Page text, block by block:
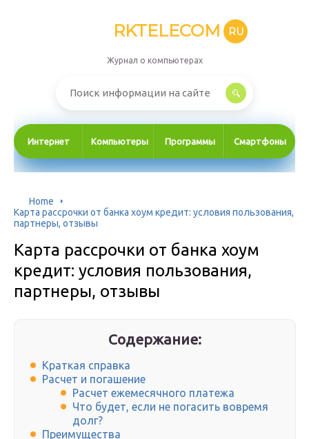
RKTELECOM RU
Журнал о компьютерах
Интернет Компьютеры Программы Смартфоны
Home
Карта рассрочки от банка хоум кредит: условия пользования,
партнеры, отзывы
Карта рассрочки от банка хоум
кредит: условия пользования,
партнеры, отзывы
Содержание:
Краткая справка
Расчет и погашение
Расчет ежемесячного платежа
Что будет, если не погасить вовремя
долг?
Преимущества